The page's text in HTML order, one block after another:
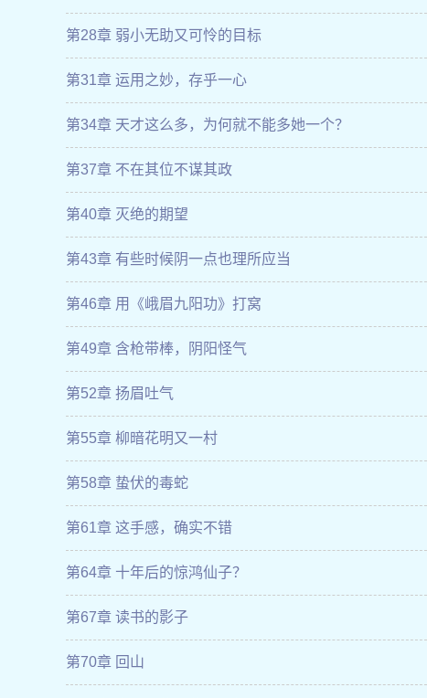
第28章 弱小无助又可怜的目标
第31章 运用之妙，存乎一心
第34章 天才这么多，为何就不能多她一个？
第37章 不在其位不谋其政
第40章 灭绝的期望
第43章 有些时候阴一点也理所应当
第46章 用《峨眉九阳功》打窝
第49章 含枪带棒，阴阳怪气
第52章 扬眉吐气
第55章 柳暗花明又一村
第58章 蛰伏的毒蛇
第61章 这手感，确实不错
第64章 十年后的惊鸿仙子？
第67章 读书的影子
第70章 回山